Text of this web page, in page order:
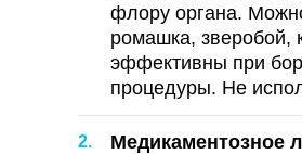
флору органа.
ромашка, зверобой,
эффективны при
процедуры. Не
Медикаментозное